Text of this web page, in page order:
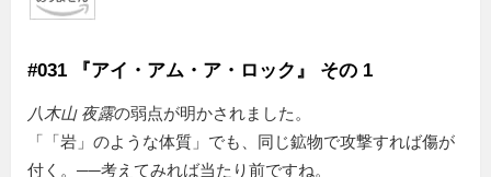
#031 『アイ・アム・ア・ロック』 その 1
八木山 夜露の弱点が明かされました。
「岩」のような体質
でも、同じ鉱物で攻撃すれば傷が
付く。──考えてみれば当たり前ですね。